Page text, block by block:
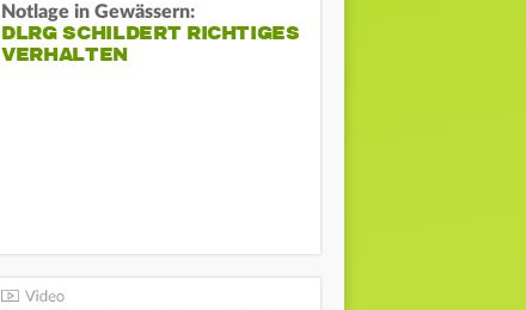
Notlage in Gewässern:
DLRG SCHILDERT RICHTIGES
VERHALTEN